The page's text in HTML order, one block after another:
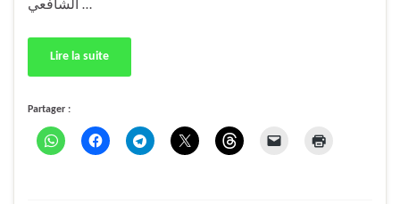
الشافعي …
Lire la suite
Partager :